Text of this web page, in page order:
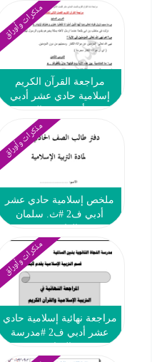
2019 مذكرات وأوراق
مراجعة القرآن الكريم
إسلامية حادي عشر أدبي
مذكرات وأوراق
ملخص إسلامية حادي عشر
أدبي ف2 #ث. سلمان
مذكرات وأوراق
مراجعة نهائية إسلامية حادي
عشر أدبي ف2 #مدرسة